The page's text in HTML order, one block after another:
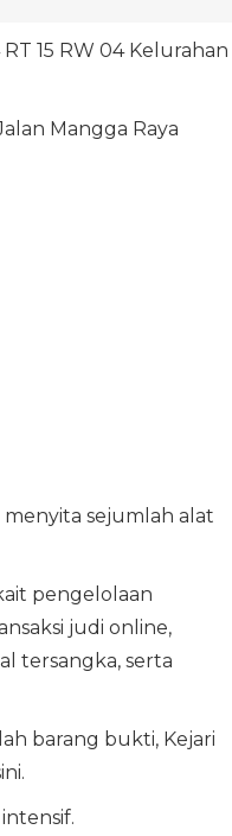
15 RW 04 Kelurahan
Mangga Raya
sejumlah alat
pengelolaan
judi online,
tersangka, serta
barang bukti, Kejari